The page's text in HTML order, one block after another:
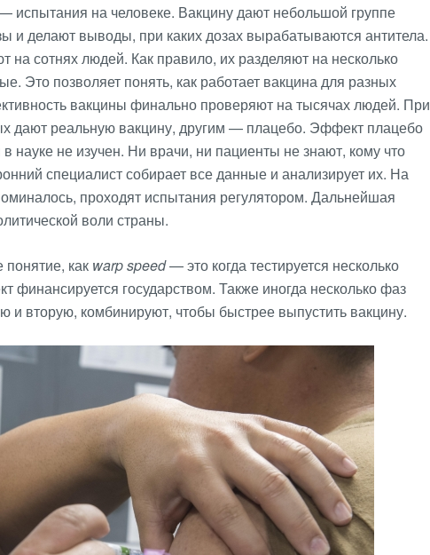
испытания на человеке. Вакцину дают небольшой группе
и делают выводы, при каких дозах вырабатываются антитела.
на сотнях людей. Как правило, их разделяют на несколько
Это позволяет понять, как работает вакцина для разных
вакцины финально проверяют на тысячах людей. При
дают реальную вакцину, другим — плацебо. Эффект плацебо
науке не изучен. Ни врачи, ни пациенты не знают, кому что
специалист собирает все данные и анализирует их. На
проходят испытания регулятором. Дальнейшая
воли страны.
как warpspeed— это когда тестируется несколько
финансируется государством. Также иногда несколько фаз
и вторую, комбинируют, чтобы быстрее выпустить вакцину.